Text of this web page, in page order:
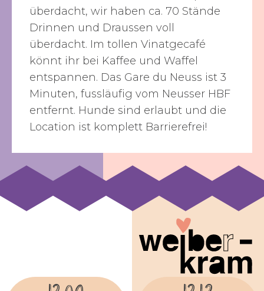
überdacht, wir haben ca. 70 Stände
Drinnen und Draussen voll
überdacht. Im tollen Vinatgecafé
könnt ihr bei Kaffee und Waffel
entspannen. Das Gare du Neuss ist 3
Minuten, fussläufig vom Neusser HBF
entfernt. Hunde sind erlaubt und die
Location ist komplett Barrierefrei!